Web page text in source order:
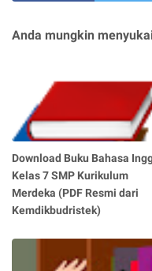
Anda mungkin
Download Buku Bahasa
Kelas 7 SMP Kurikulum
Merdeka (PDF Resmi dari
Kemdikbudristek)